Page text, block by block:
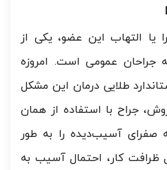
التهاب این عضو، یکی از
جراحان عمومی است. امروزه
طلایی درمان این مشکل
جراح با استفاده از همان
صفرای آسیب‌دیده را به طور
ظرافت کار، احتمال آسیب به